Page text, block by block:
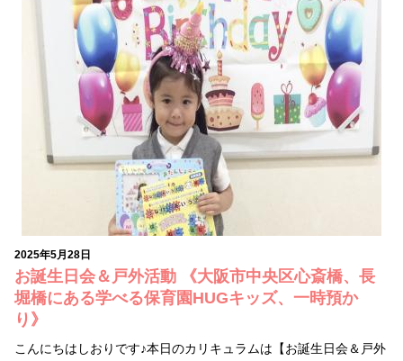
2025年5月28日
お誕生日会＆戸外活動 《大阪市中央区心斎橋、長
堀橋にある学べる保育園HUGキッズ、一時預か
り》
こんにちはしおりです♪本日のカリキュラムは【お誕生日会＆戸外